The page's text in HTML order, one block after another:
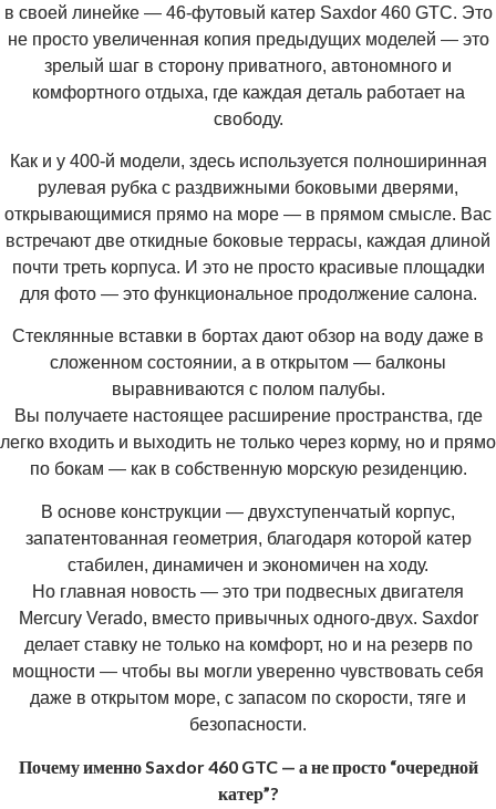
в своей линейке — 46-футовый катер Saxdor 460 GTC. Это
не просто увеличенная копия предыдущих моделей — это
зрелый шаг в сторону приватного, автономного и
комфортного отдыха, где каждая деталь работает на
свободу.
Как и у 400-й модели, здесь используется полноширинная
рулевая рубка с раздвижными боковыми дверями,
открывающимися прямо на море — в прямом смысле. Вас
встречают две откидные боковые террасы, каждая длиной
почти треть корпуса. И это не просто красивые площадки
для фото — это функциональное продолжение салона.
Стеклянные вставки в бортах дают обзор на воду даже в
сложенном состоянии, а в открытом — балконы
выравниваются с полом палубы.
Вы получаете настоящее расширение пространства, где
легко входить и выходить не только через корму, но и прямо
по бокам — как в собственную морскую резиденцию.
В основе конструкции — двухступенчатый корпус,
запатентованная геометрия, благодаря которой катер
стабилен, динамичен и экономичен на ходу.
Но главная новость — это три подвесных двигателя
Mercury Verado, вместо привычных одного-двух. Saxdor
делает ставку не только на комфорт, но и на резерв по
мощности — чтобы вы могли уверенно чувствовать себя
даже в открытом море, с запасом по скорости, тяге и
безопасности.
Почему именно Saxdor 460 GTC — а не просто “очередной
катер”?